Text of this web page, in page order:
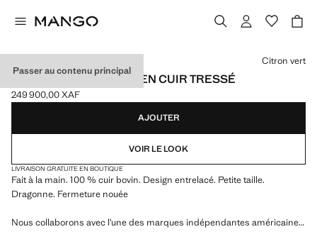
Passer au contenu principal
SAC À MAIN FAIT MAIN EN CUIR TRESSÉ
Prix actuel [249 900,00 XAF ]
249 900,00 XAF
Choisissez une couleur
Citron vert
AJOUTER
VOIR LE LOOK
LIVRAISON GRATUITE EN BOUTIQUE
Fait à la main. 100 % cuir bovin. Design entrelacé. Petite taille.
Dragonne. Fermeture nouée
Nous collaborons avec l’une des marques indépendantes américaines